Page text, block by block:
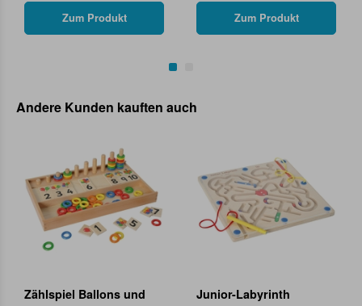
Zum Produkt Zum Produkt
Andere Kunden kauften auch
Zählspiel Ballons und
Junior-Labyrinth